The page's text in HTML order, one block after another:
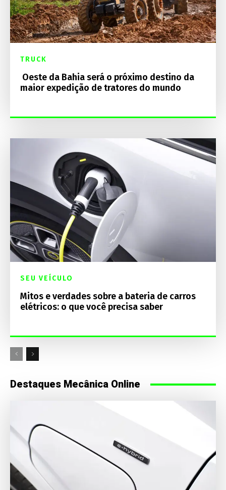
TRUCK
Oeste da Bahia será o próximo destino da
maior expedição de tratores do mundo
SEU VEÍCULO
Mitos e verdades sobre a bateria de carros
elétricos: o que você precisa saber
Destaques Mecânica Online